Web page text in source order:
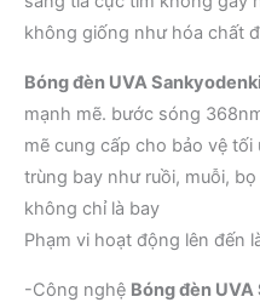
không giống như hóa chất
Bóng đèn UVA
mạnh mẽ. bước sóng
mẽ cung cấp cho bảo vệ
trùng bay như ruồi, muỗi,
không chỉ là bay
Phạm vi hoạt động lên đến
-Công nghệ Bóng đèn